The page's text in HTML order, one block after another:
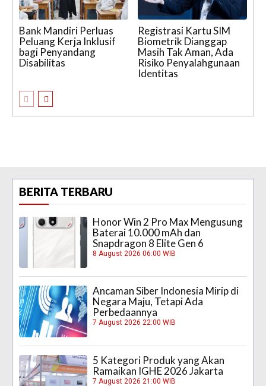
Bank Mandiri Perluas
Peluang Kerja Inklusif
bagi Penyandang
Disabilitas
Registrasi Kartu SIM
Biometrik Dianggap
Masih Tak Aman, Ada
Risiko Penyalahgunaan
Identitas
BERITA TERBARU
Honor Win 2 Pro Max Mengusung
Baterai 10.000 mAh dan
Snapdragon 8 Elite Gen 6
8 August 2026 06:00 WIB
Ancaman Siber Indonesia Mirip di
Negara Maju, Tetapi Ada
Perbedaannya
7 August 2026 22:00 WIB
5 Kategori Produk yang Akan
Ramaikan IGHE 2026 Jakarta
7 August 2026 21:00 WIB